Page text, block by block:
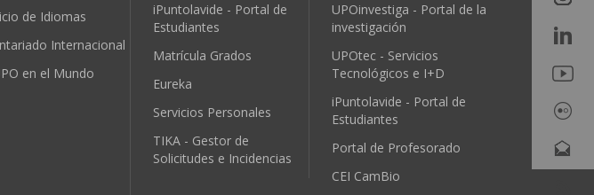
de Idiomas
Internacional
en el Mundo
iPuntolavide - Portal de
Estudiantes
Matrícula Grados
Eureka
Servicios Personales
TIKA - Gestor de
Solicitudes e Incidencias
UPOinvestiga - Portal de la
investigación
UPOtec - Servicios
Tecnológicos e I+D
iPuntolavide - Portal de
Estudiantes
Portal de Profesorado
CEI CamBio